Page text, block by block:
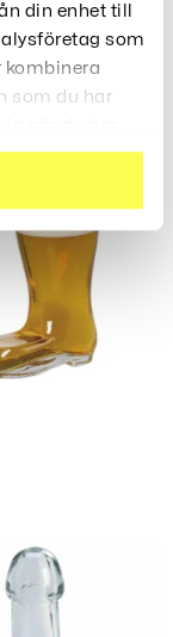
din enhet till
som
kombinera
som du har
Stor Stark